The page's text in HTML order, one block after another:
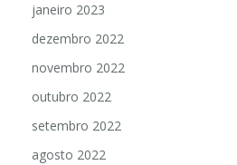
janeiro 2023
dezembro 2022
novembro 2022
outubro 2022
setembro 2022
agosto 2022